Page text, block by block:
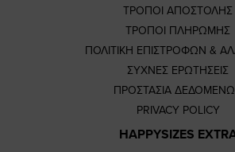
ΤΡΟΠΟΙ ΑΠΟΣΤΟΛΗΣ
ΤΡΟΠΟΙ ΠΛΗΡΩΜΗΣ
ΠΟΛΙΤΙΚΗ ΕΠΙΣΤΡΟΦΩΝ &
ΣΥΧΝΕΣ ΕΡΩΤΗΣΕΙΣ
ΠΡΟΣΤΑΣΙΑ
PRIVACY POLICY
HAPPYSIZES